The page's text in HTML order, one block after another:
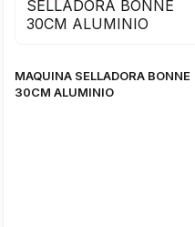
MAQUINA SELLADORA BONNE
30CM ALUMINIO